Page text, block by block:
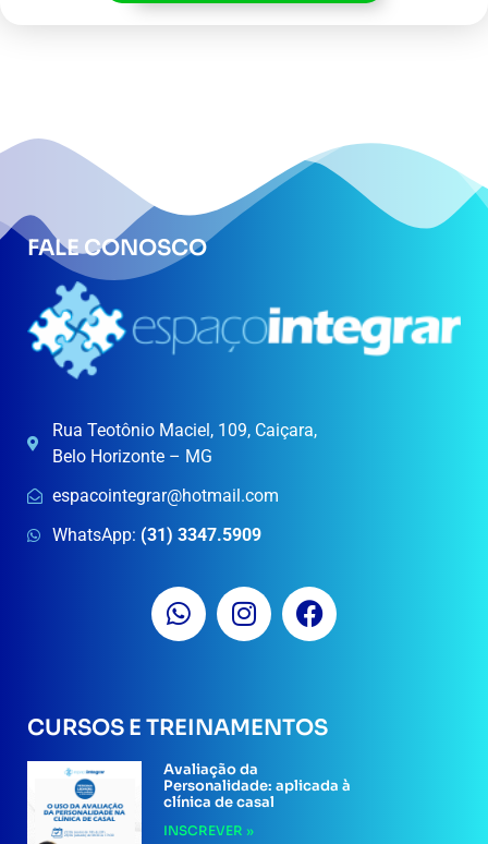
FALE CONOSCO
Rua Teotônio Maciel, 109, Caiçara,
Belo Horizonte – MG
espacointegrar@hotmail.com
WhatsApp: (31) 3347.5909
CURSOS E TREINAMENTOS
Avaliação da
Personalidade: aplicada à
clínica de casal
INSCREVER »